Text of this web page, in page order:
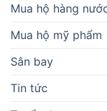
Mua hộ hàng
Mua hộ mỹ phẩm
Sân bay
Tin tức